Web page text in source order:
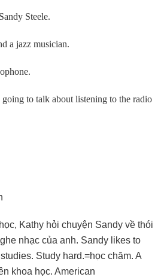
Steele.
a jazz musician.
going to talk about listening to the radio
Kathy hỏi chuyện Sandy về thói
nhạc của anh. Sandy likes to
Study hard.=học chăm. A
khoa học. American